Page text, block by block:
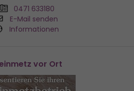
0471 633180
E-Mail senden
Informationen
vor Ort